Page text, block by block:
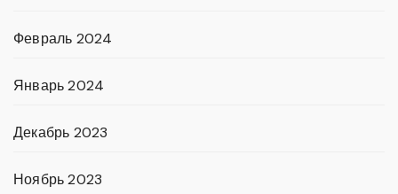
Февраль 2024
Январь 2024
Декабрь 2023
Ноябрь 2023